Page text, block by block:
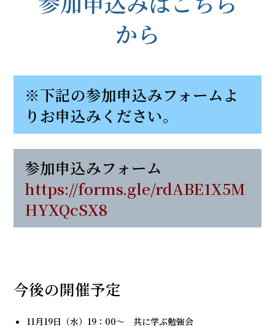
から
※下記の参加申込みフォームよ
りお申込みください。
参加申込みフォーム
https://forms.gle/rdABE1X5M
HYXQcSX8
今後の開催予定
11月19日（水）19：00～ 共に学ぶ勉強会